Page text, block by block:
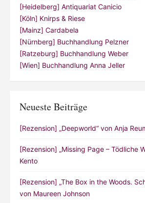
[Heidelberg] Antiquariat Canicio
[Köln] Knirps & Riese
[Mainz] Cardabela
[Nürnberg] Buchhandlung Pelzner
[Ratzeburg] Buchhandlung Weber
[Wien] Buchhandlung Anna Jeller
Neueste Beiträge
[Rezension] „Deepworld“ von Anja
[Rezension] „Missing Page – Tödliche
Kento
[Rezension] „The Box in the Woods.
von Maureen Johnson